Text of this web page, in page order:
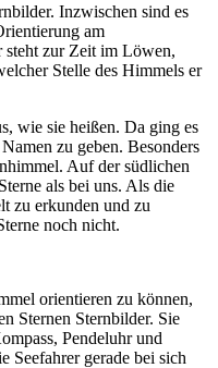
Inzwischen sind es
am
steht zur Zeit im Löwen,
Stelle des Himmels er
wie sie heißen. Da ging es
zu geben. Besonders
Auf der südlichen
als bei uns. Als die
zu erkunden und zu
noch nicht.
orientieren zu können,
Sternen Sternbilder. Sie
Pendeluhr und
Seefahrer gerade bei sich